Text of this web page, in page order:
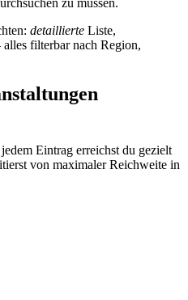
detaillierte Liste,
alles filterbar nach Region,
Eintrag erreichst du gezielt
von maximaler Reichweite in